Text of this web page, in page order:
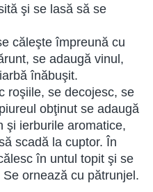
şi se lasă să se
căleşte împreună cu
se adaugă vinul,
înăbuşit.
roşiile, se decojesc, se
obţinut se adaugă
şi ierburile aromatice,
scadă la cuptor. În
în untul topit şi se
ornează cu pătrunjel.